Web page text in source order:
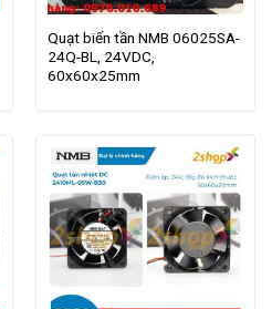
Quạt biến tần NMB 06025SA-
24Q-BL, 24VDC,
60x60x25mm